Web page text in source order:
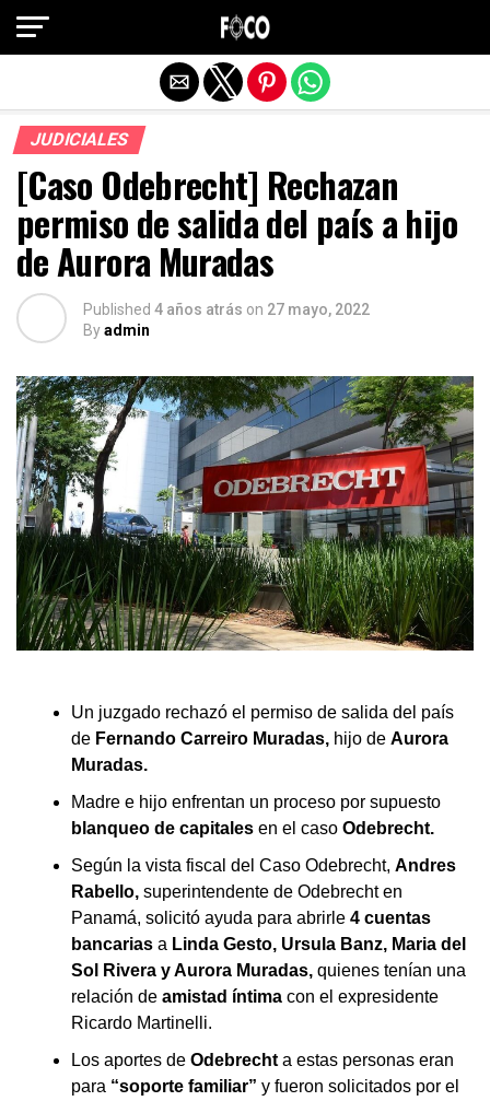
JUDICIALES
[Caso Odebrecht] Rechazan
permiso de salida del país a hijo
de Aurora Muradas
Published 4 años atrás on 27 mayo, 2022
Byadmin
Un juzgado rechazó el permiso de salida del país
de Fernando Carreiro Muradas, hijo de Aurora
Muradas.
Madre e hijo enfrentan un proceso por supuesto
blanqueo de capitales en el caso Odebrecht.
Según la vista fiscal del Caso Odebrecht, Andres
Rabello, superintendente de Odebrecht en
Panamá, solicitó ayuda para abrirle 4 cuentas
bancarias a Linda Gesto, Ursula Banz, Maria del
Sol Rivera y Aurora Muradas, quienes tenían una
relación de amistad íntima con el expresidente
Ricardo Martinelli.
Los aportes de Odebrecht a estas personas eran
para “soporte familiar” y fueron solicitados por el
Salir de la versión móvil